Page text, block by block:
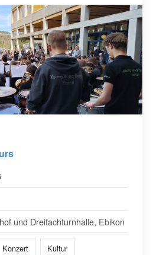
und Dreifachturnhalle, Ebikon
Konzert Kultur